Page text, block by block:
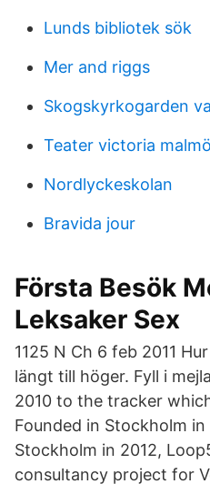
Lunds bibliotek sök
Mer and riggs
Skogskyrkogarden
Teater victoria malmö
Nordlyckeskolan
Bravida jour
Första Besök
Leksaker Sex
1125 N Ch 6 feb 2011
längt till höger. Fyll i
2010 to the tracker
Founded in Stockholm
Stockholm in 2012,
consultancy project for